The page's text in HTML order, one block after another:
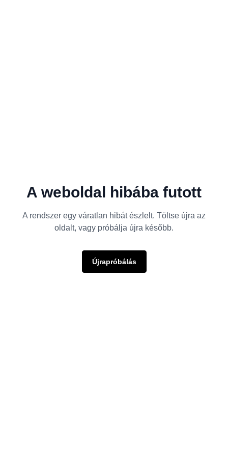
A weboldal hibába futott
A rendszer egy váratlan hibát észlelt. Töltse újra az
oldalt, vagy próbálja újra később.
Újrapróbálás